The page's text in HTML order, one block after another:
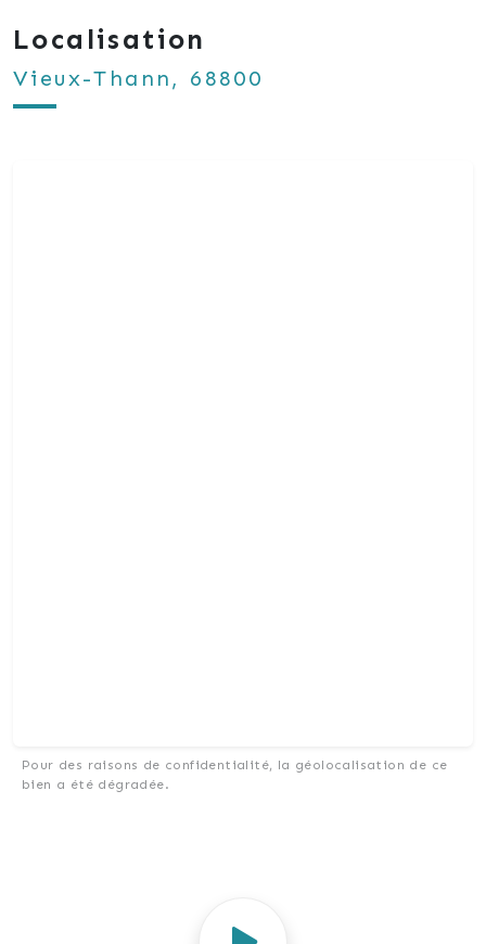
Localisation
Vieux-Thann, 68800
Pour des raisons de confidentialité, la géolocalisation de ce
bien a été dégradée.